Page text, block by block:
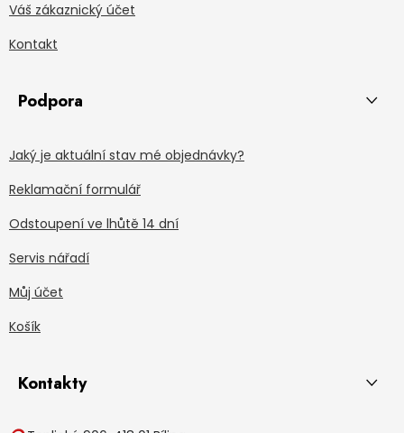
Váš zákaznický účet
Kontakt
Podpora
Jaký je aktuální stav mé objednávky?
Reklamační formulář
Odstoupení ve lhůtě 14 dní
Servis nářadí
Můj účet
Košík
Kontakty